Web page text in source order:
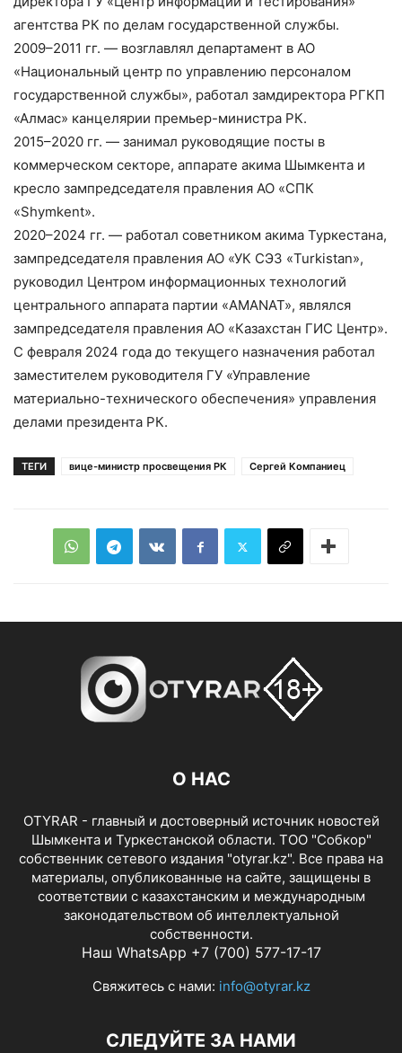
агентства РК по делам государственной службы.
2009–2011 гг. — возглавлял департамент в АО
«Национальный центр по управлению персоналом
государственной службы», работал замдиректора РГКП
«Алмас» канцелярии премьер-министра РК.
2015–2020 гг. — занимал руководящие посты в
коммерческом секторе, аппарате акима Шымкента и
кресло зампредседателя правления АО «СПК
«Shymkent».
2020–2024 гг. — работал советником акима Туркестана,
зампредседателя правления АО «УК СЭЗ «Turkistan»,
руководил Центром информационных технологий
центрального аппарата партии «AMANAT», являлся
зампредседателя правления АО «Казахстан ГИС Центр».
С февраля 2024 года до текущего назначения работал
заместителем руководителя ГУ «Управление
материально-технического обеспечения» управления
делами президента РК.
ТЕГИ вице-министр просвещения РК Сергей Компаниец
О НАС
OTYRAR - главный и достоверный источник новостей
Шымкента и Туркестанской области. ТОО "Собкор"
собственник сетевого издания "otyrar.kz". Все права на
материалы, опубликованные на сайте, защищены в
соответствии с казахстанским и международным
законодательством об интеллектуальной
собственности.
Наш WhatsApp +7 (700) 577-17-17
Свяжитесь с нами: info@otyrar.kz
СЛЕДУЙТЕ ЗА НАМИ